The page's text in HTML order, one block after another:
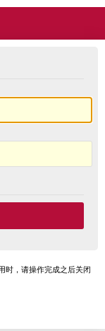
时，请操作完成之后关闭